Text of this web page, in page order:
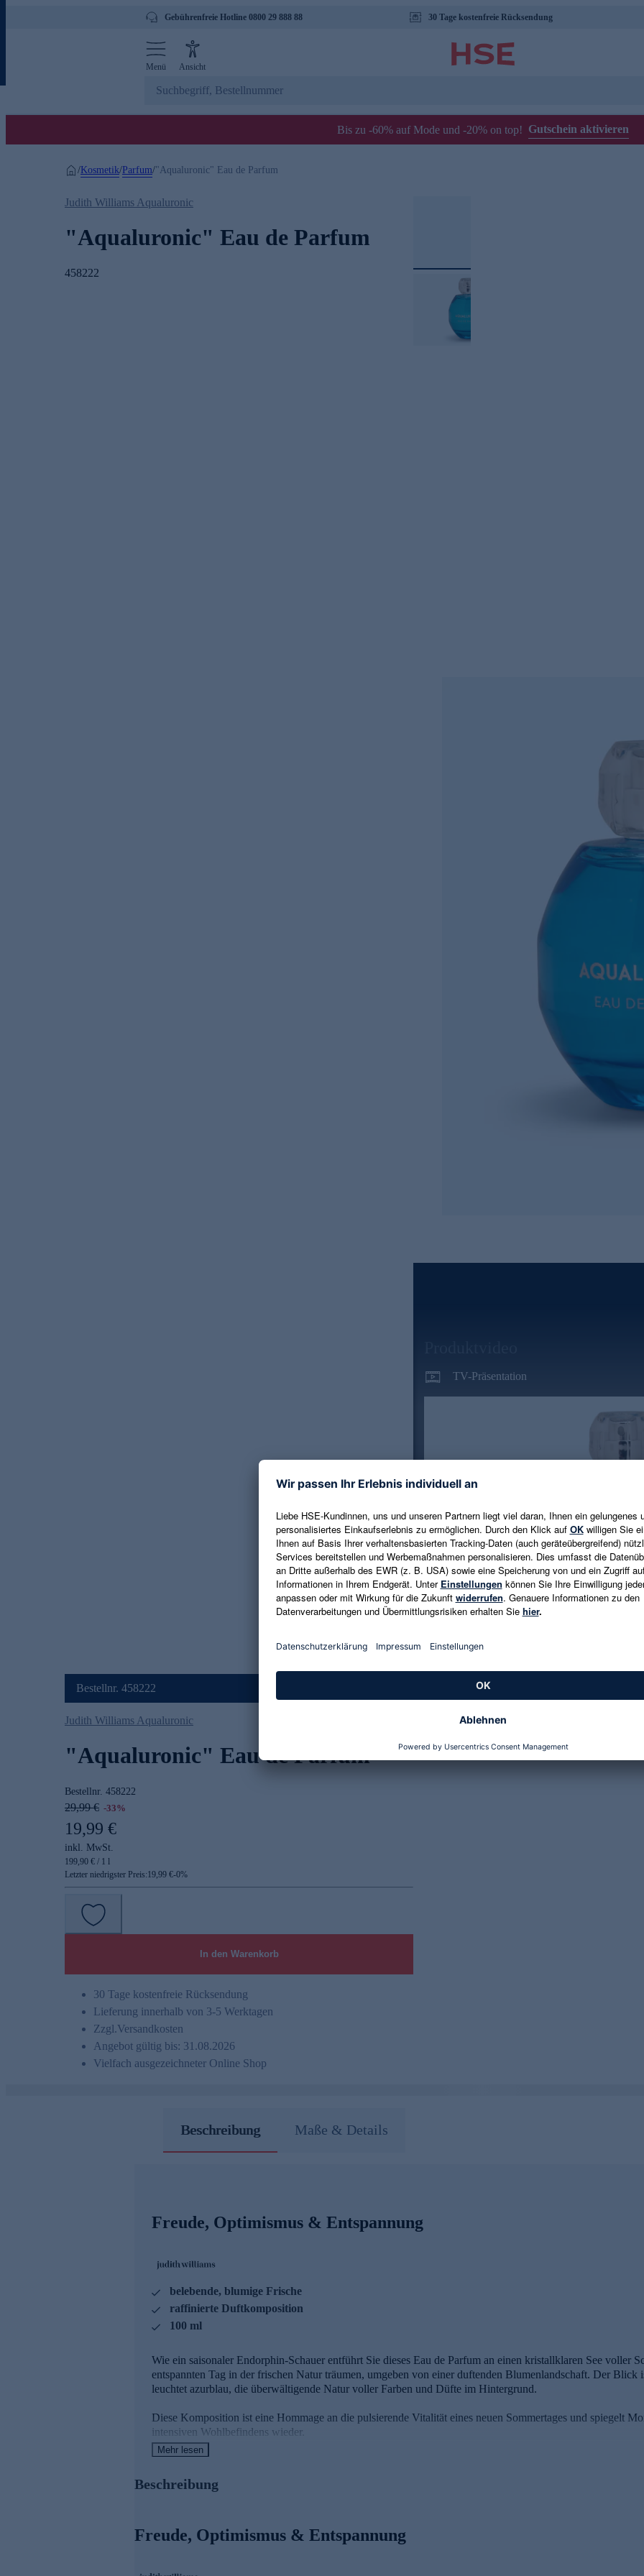
Gebührenfreie Hotline 0800 29 888 88 30 Tage kostenfreie Rücksendung
Menü Ansicht
Bis zu -60% auf Mode und -20% on top! Gutschein aktivieren
/Kosmetik/Parfum/"Aqualuronic" Eau de Parfum
Judith Williams Aqualuronic
"Aqualuronic" Eau de Parfum
458222
TV-Präsentation
Bestellnr. 458222
Judith Williams Aqualuronic
"Aqualuronic" Eau de Parfum
Bestellnr. 458222
29,99 € -33%
19,99 €
inkl. MwSt.
199,90 € / 1 l
Letzter niedrigster Preis:19,99 €-0%
In den Warenkorb
30 Tage kostenfreie Rücksendung
Lieferung innerhalb von 3-5 Werktagen
Zzgl.Versandkosten
Angebot gültig bis: 31.08.2026
Vielfach ausgezeichneter Online Shop
Beschreibung Maße & Details
Freude, Optimismus & Entspannung
belebende, blumige Frische
raffinierte Duftkomposition
100 ml
Wie ein saisonaler Endorphin-Schauer entführt Sie dieses Eau de Parfum an einen kristallklaren See voller
entspannten Tag in der frischen Natur träumen, umgeben von einer duftenden Blumenlandschaft. Der Blick
leuchtet azurblau, die überwältigende Natur voller Farben und Düfte im Hintergrund.
Diese Komposition ist eine Hommage an die pulsierende Vitalität eines neuen Sommertages und spiegelt
intensiven Wohlbefindens wieder.
- Eröffnung durch die spritzig-fruchtige Kopfnote aus Apfelblüte, Kumquat und Birne.
einem Paradies für die Sinne.
Mehr lesen
Beschreibung
Freude, Optimismus & Entspannung